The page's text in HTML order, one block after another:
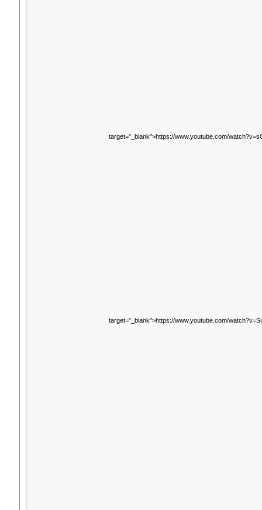
target="_blank">https://www.youtube.com/
target="_blank">https://www.youtube.com/